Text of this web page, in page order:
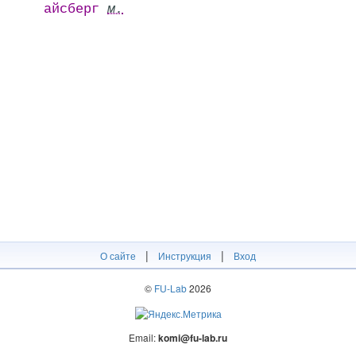
айсберг м.
О сайте | Инструкция | Вход
© FU-Lab2026
Email:komi@fu-lab.ru